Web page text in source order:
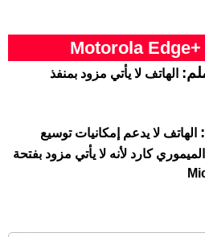
الهاتف لا يأتي مزود بمنفذ
: الهاتف لا يدعم إمكانيات توسيع
كارد لأنه لا يأتي مزود بفتحة